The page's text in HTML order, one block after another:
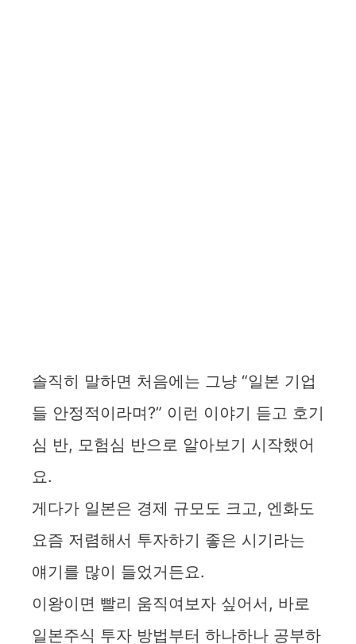
솔직히 말하면 처음에는 그냥 “일본 기업
들 안정적이라며?” 이런 이야기 듣고 호기
심 반, 모험심 반으로 알아보기 시작했어
요.
게다가 일본은 경제 규모도 크고, 엔화도
요즘 저렴해서 투자하기 좋은 시기라는
얘기를 많이 들었거든요.
이왕이면 빨리 움직여보자 싶어서, 바로
일본주식 투자 방법부터 하나하나 공부하